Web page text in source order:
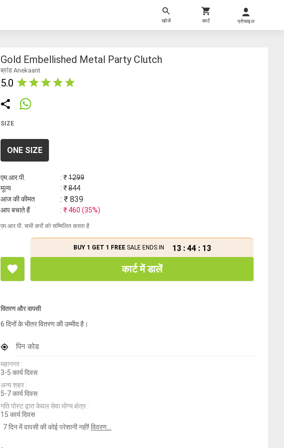
खोजें कार्ट प्रोफाइल
Gold Embellished Metal Party Clutch
ब्रांड Anekaant
5.0
SIZE
ONE SIZE
एम.आर.पी. : ₹1299
मूल्य
: ₹844
आज की कीमत
: ₹ 839
आप बचाते हैं : ₹ 460 (35%)
एम.आर.पी. सभी करों को सम्मिलित करता है
BUY 1 GET 1 FREESALE ENDS IN 13 : 44 : 12
कार्ट में डालें
वितरण और वापसी
6 दिनों के भीतर वितरण की उम्मीद है।
पिन कोड
महानगर :
3-5 कार्य दिवस
अन्य शहर :
5-7 कार्य दिवस
गति पोस्ट द्वारा केवल सेवा योग्य क्षेत्र :
15 कार्य दिवस
7 दिन में वापसी की कोई परेशानी नहीं! विवरण...